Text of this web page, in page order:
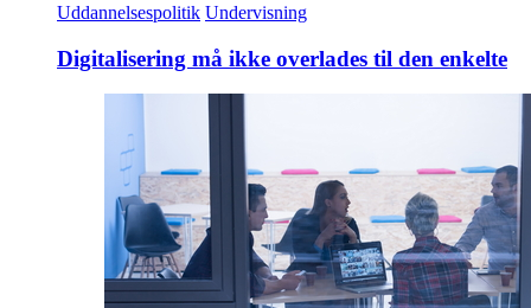
Uddannelsespolitik Undervisning
Digitalisering må ikke overlades til den enkelte